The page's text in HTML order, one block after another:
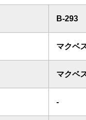
B-293
マクベ
マクベ
-